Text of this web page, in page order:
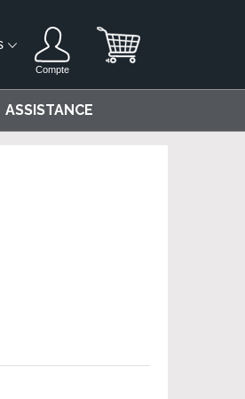
Compte
ASSISTANCE